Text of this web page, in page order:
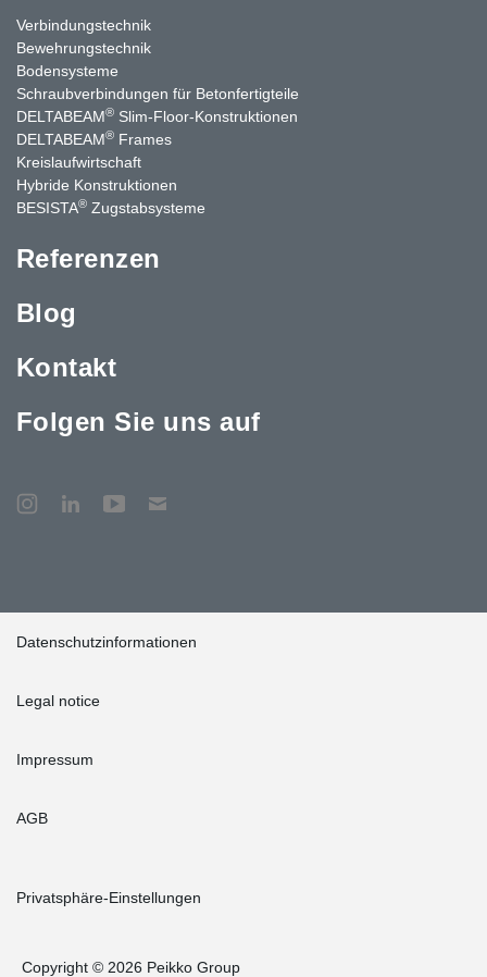
Verbindungstechnik
Bewehrungstechnik
Bodensysteme
Schraubverbindungen für Betonfertigteile
DELTABEAM® Slim-Floor-Konstruktionen
DELTABEAM® Frames
Kreislaufwirtschaft
Hybride Konstruktionen
BESISTA® Zugstabsysteme
Referenzen
Blog
Kontakt
Folgen Sie uns auf
Datenschutzinformationen
Legal notice
Impressum
AGB
Privatsphäre-Einstellungen
Copyright © 2026 Peikko Group